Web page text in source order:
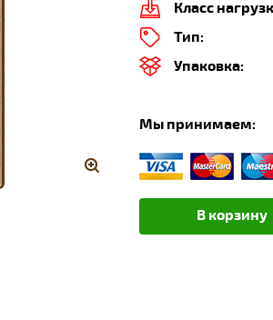
Класс
Тип:
Упаковка:
Мы принимаем:
В корзину